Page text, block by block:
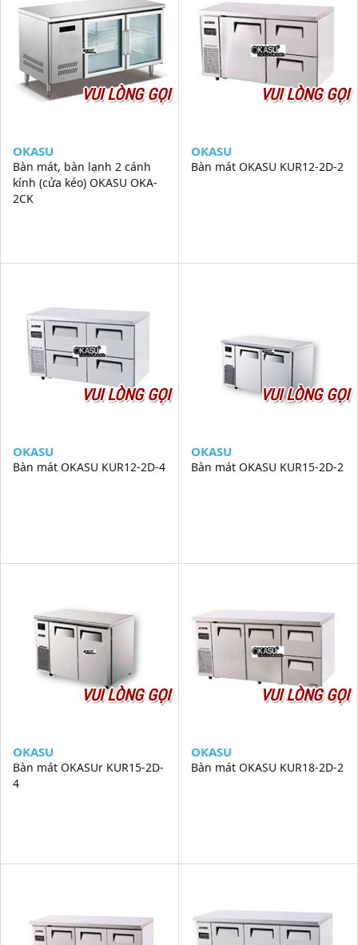
VUI LÒNG GỌI
OKASU
Bàn mát, bàn lạnh 2 cánh
kính (cửa kéo) OKASU OKA-
2CK
VUI LÒNG GỌI
OKASU
Bàn mát OKASU KUR12-2D-2
VUI LÒNG GỌI
OKASU
Bàn mát OKASU KUR12-2D-4
VUI LÒNG GỌI
OKASU
Bàn mát OKASU KUR15-2D-2
VUI LÒNG GỌI
OKASU
Bàn mát OKASUr KUR15-2D-
4
VUI LÒNG GỌI
OKASU
Bàn mát OKASU KUR18-2D-2